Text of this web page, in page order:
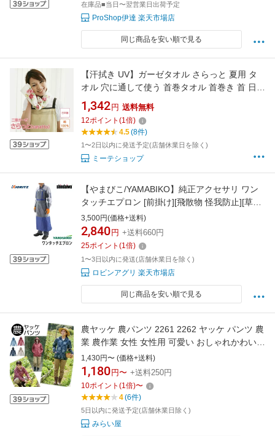
在庫品■当日〜翌営業日出荷予定
ProShop伊達 楽天市場店
同じ商品を安い順で見る
【汗拭き UV】ガーゼタオル さらっと 夏用 タ
オル 穴に通して使う 首巻タオル 首巻き 首 日焼
け止め おしゃれ タオル ガーゼタオル ガーデニ
ング 紫外線対策 マフラータオル UVタオル 熱
中症対策 汗拭き ガーゼ タオルマフラー ウォー
キングタオル プレゼント 日本製
1,342 円 送料無料
12ポイント (1倍)
4.5(8件)
1〜2日以内に発送予定(店舗休業日を除く)
ミーテショップ
【やまびこ/YAMABIKO】純正アクセサリ ワン
タッチエプロン [前掛け][飛散物 怪我防止][草刈]
[共立 新ダイワ KIORITZ shindaiwa]
3,500円(価格+送料)
2,840 円 +送料660円
25ポイント (1倍)
1〜3日以内に発送(店舗休業日を除く)
ロビンアグリ 楽天市場店
同じ商品を安い順で見る
農ヤッケ 農パンツ 2261 2262 ヤッケ パンツ 農
業 農作業 女性 女性用 可愛い おしゃれかわいい
上着 柄 柄物 作業 レディース ゆったり 上下別
売り 作業服 作業着 ガーデニング 農ヤッケ 農パ
ンツ 女性用ヤッケ おしゃれヤッケ かわいいヤ
ッケ
1,430円〜 (価格+送料)
1,180 円〜 +送料250円
10ポイント (1倍)〜
4(6件)
5日以内に発送予定(店舗休業日除く)
みらい屋